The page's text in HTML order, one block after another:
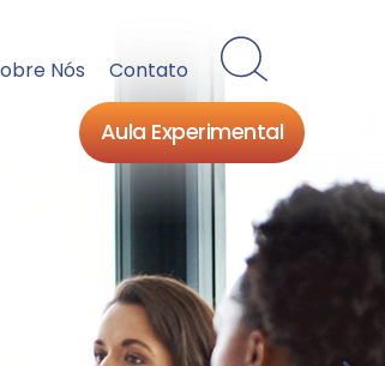
Nós Contato
Aula Experimental